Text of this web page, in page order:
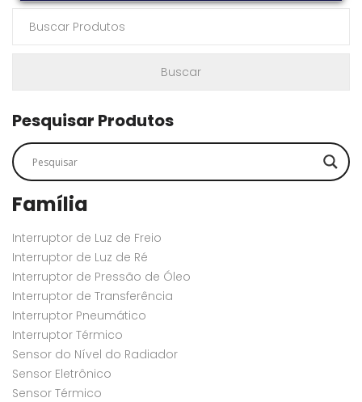
Pesquisar Produtos
Família
Interruptor de Luz de Freio
Interruptor de Luz de Ré
Interruptor de Pressão de Óleo
Interruptor de Transferência
Interruptor Pneumático
Interruptor Térmico
Sensor do Nível do Radiador
Sensor Eletrônico
Sensor Térmico